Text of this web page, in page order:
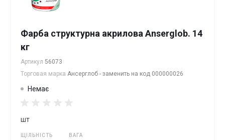
Фарба структурна акрилова Anserglob. 14
кг
Артикул 56073
Торговая марка Ансерглоб - заменить на код 000000026
Немає
шт
ЩІЛЬНІСТЬ ВАГА